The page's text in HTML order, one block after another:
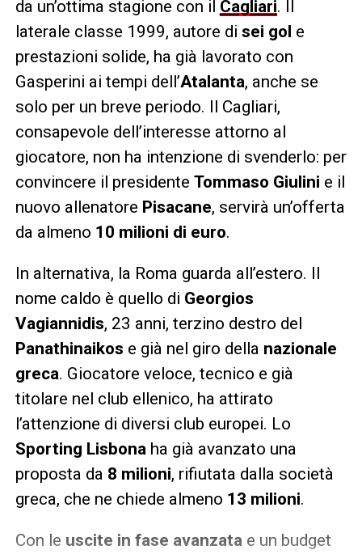
da un’ottima stagione con il Cagliari. Il
laterale classe 1999, autore di sei gol e
prestazioni solide, ha già lavorato con
Gasperini ai tempi dell’Atalanta, anche se
solo per un breve periodo. Il Cagliari,
consapevole dell’interesse attorno al
giocatore, non ha intenzione di svenderlo: per
convincere il presidente Tommaso Giulini e il
nuovo allenatore Pisacane, servirà un’offerta
da almeno 10 milioni di euro.
In alternativa, la Roma guarda all’estero. Il
nome caldo è quello di Georgios
Vagiannidis, 23 anni, terzino destro del
Panathinaikos e già nel giro della nazionale
greca. Giocatore veloce, tecnico e già
titolare nel club ellenico, ha attirato
l’attenzione di diversi club europei. Lo
Sporting Lisbona ha già avanzato una
proposta da 8 milioni, rifiutata dalla società
greca, che ne chiede almeno 13 milioni.
Con le uscite in fase avanzata e un budget